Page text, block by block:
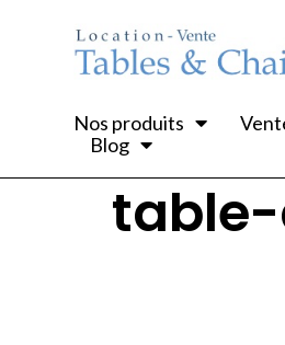
Nos produits
Blog